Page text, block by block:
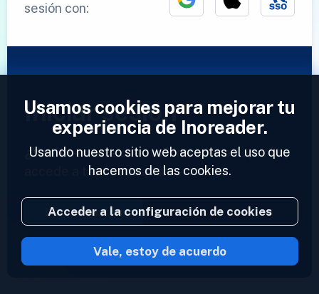
sesión con:
Iniciar sesión
¿Ya tienes una cuenta?Introduce tu perfil y
accede a tus feeds ahora.
Iniciar sesión
2023 © Inoreader
Usamos cookies para mejorar tu
experiencia de Inoreader.
Usando nuestro sitio web aceptas el uso que
hacemos de las cookies.
Acceder a la configuración de cookies
Vale, estoy de acuerdo